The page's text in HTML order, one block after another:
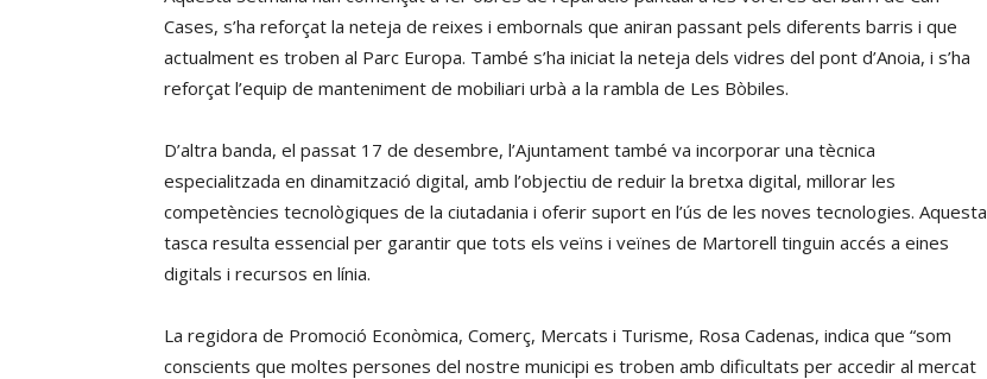
Cases, s’ha reforçat la neteja de reixes i embornals que aniran passant pels diferents barris i que
actualment es troben al Parc Europa. També s’ha iniciat la neteja dels vidres del pont d’Anoia, i s’ha
reforçat l’equip de manteniment de mobiliari urbà a la rambla de Les Bòbiles.
D’altra banda, el passat 17 de desembre, l’Ajuntament també va incorporar una tècnica
especialitzada en dinamització digital, amb l’objectiu de reduir la bretxa digital, millorar les
competències tecnològiques de la ciutadania i oferir suport en l’ús de les noves tecnologies. Aquesta
tasca resulta essencial per garantir que tots els veïns i veïnes de Martorell tinguin accés a eines
digitals i recursos en línia.
La regidora de Promoció Econòmica, Comerç, Mercats i Turisme, Rosa Cadenas, indica que “som
conscients que moltes persones del nostre municipi es troben amb dificultats per accedir al mercat